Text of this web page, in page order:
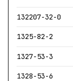
132207-32-0
1325-82-2
1327-53-3
1328-53-6